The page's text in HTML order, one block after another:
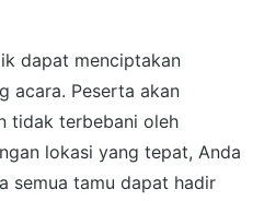
dapat menciptakan
acara. Peserta akan
tidak terbebani oleh
lokasi yang tepat, Anda
semua tamu dapat hadir